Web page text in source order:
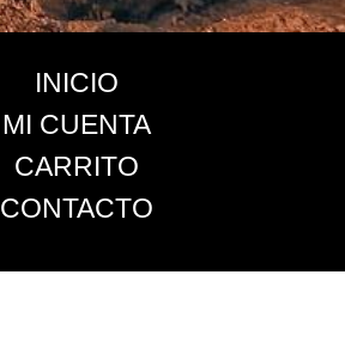
INICIO
MI CUENTA
CARRITO
CONTACTO